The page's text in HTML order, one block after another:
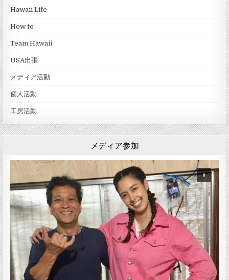
Hawaii Life
How to
Team Hawaii
USA出張
メディア活動
個人活動
工房活動
メディア参加